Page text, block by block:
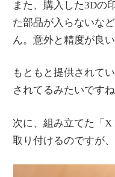
また、購入した3Dの
た部品が入らないな
ん。意外と精度が良
もともと提供されて
されてるみたいですね
次に、組み立てた「
取り付けるのですが